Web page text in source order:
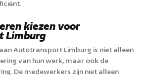
kiezen voor
Limburg
Autotransport Limburg is niet alleen
van hun werk, maar ook de
De medewerkers zijn niet alleen